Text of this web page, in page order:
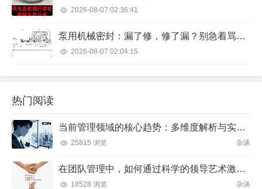
2026-08-07 02:36:41
泵用机械密封：漏了修，修了漏？别急着骂供应商，先看看这几点
2026-08-07 02:04:15
热门阅读
当前管理领域的核心趋势：多维度解析与实践方向
25815 浏览 杂谈
在团队管理中，如何通过科学的领导艺术激发成员潜力并实现目标？
18528 浏览 杂谈